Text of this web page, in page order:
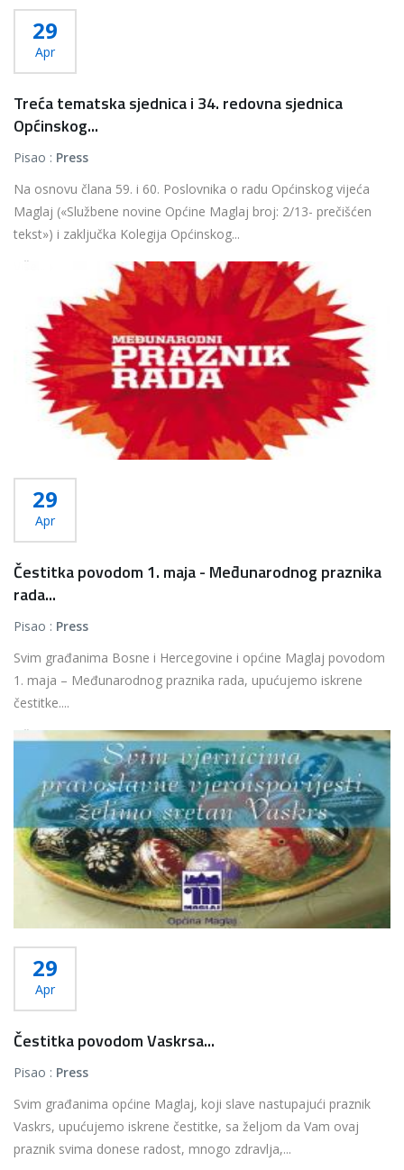
29
Apr
Treća tematska sjednica i 34. redovna sjednica
Općinskog...
Pisao : Press
Na osnovu člana 59. i 60. Poslovnika o radu Općinskog vijeća
Maglaj («Službene novine Općine Maglaj broj: 2/13- prečišćen
tekst») i zaključka Kolegija Općinskog...
Više...
29
Apr
Čestitka povodom 1. maja - Međunarodnog praznika
rada...
Pisao : Press
Svim građanima Bosne i Hercegovine i općine Maglaj povodom
1. maja – Međunarodnog praznika rada, upućujemo iskrene
čestitke....
Više...
29
Apr
Čestitka povodom Vaskrsa...
Pisao : Press
Svim građanima općine Maglaj, koji slave nastupajući praznik
Vaskrs, upućujemo iskrene čestitke, sa željom da Vam ovaj
praznik svima donese radost, mnogo zdravlja,...